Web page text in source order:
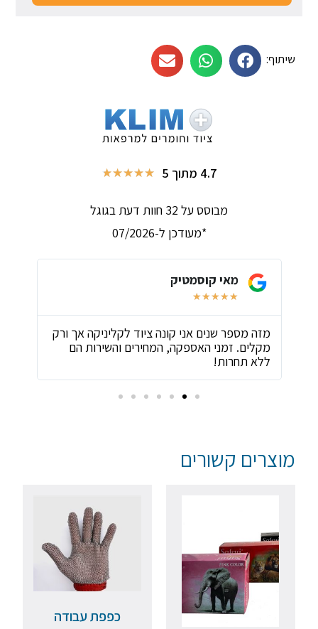
שיתוף:
4.7 מתוך 5 ★
★
★
★
★
מבוסס על 32 חוות דעת בגוגל
*מעודכן ל-07/2026
מאי קוסמטיק
★
★
★
★
★
מזה מספר שנים אני קונה ציוד לקליניקה אך ורק
מקלים. זמני האספקה, המחירים והשירות הם
ללא תחרות!
מוצרים קשורים
כפפת עבודה